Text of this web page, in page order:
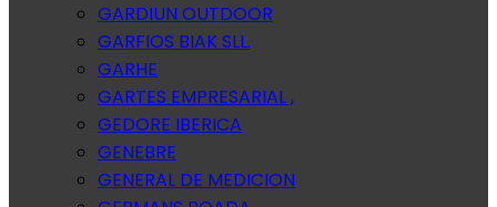
GARDIUN OUTDOOR
GARFIOS BIAK SLL.
GARHE
GARTES EMPRESARIAL ,
GEDORE IBERICA
GENEBRE
GENERAL DE MEDICION